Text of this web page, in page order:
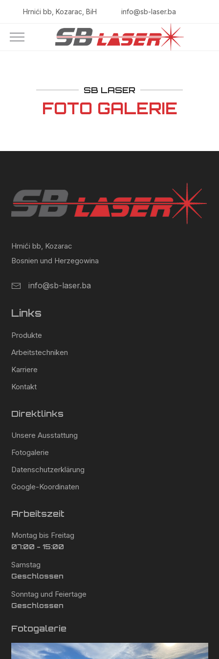
Hrnići bb, Kozarac, BiH info@sb-laser.ba
SB LASER
FOTO GALERIE
Hrnići bb, Kozarac
Bosnien und Herzegowina
info@sb-laser.ba
Links
Produkte
Arbeitstechniken
Karriere
Kontakt
Direktlinks
Unsere Ausstattung
Fotogalerie
Datenschutzerklärung
Google-Koordinaten
Arbeitszeit
Montag bis Freitag
07:00 - 15:00
Samstag
Geschlossen
Sonntag und Feiertage
Geschlossen
Fotogalerie